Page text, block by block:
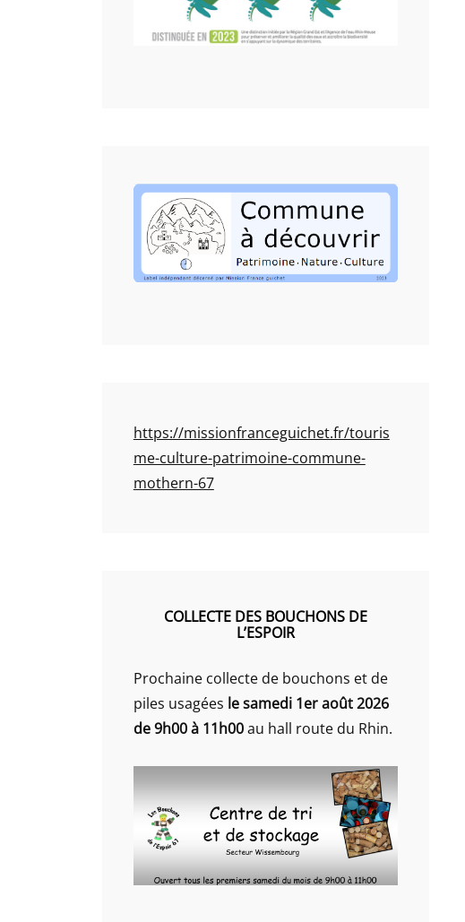
https://missionfranceguichet.fr/touris
me-culture-patrimoine-commune-
mothern-67
COLLECTE DES BOUCHONS DE
L’ESPOIR
Prochaine collecte de bouchons et de
piles usagées le samedi 1er août 2026
de 9h00 à 11h00au hall route du Rhin.